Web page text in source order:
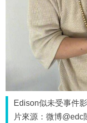
Edison似未受事件
片來源：微博@edc